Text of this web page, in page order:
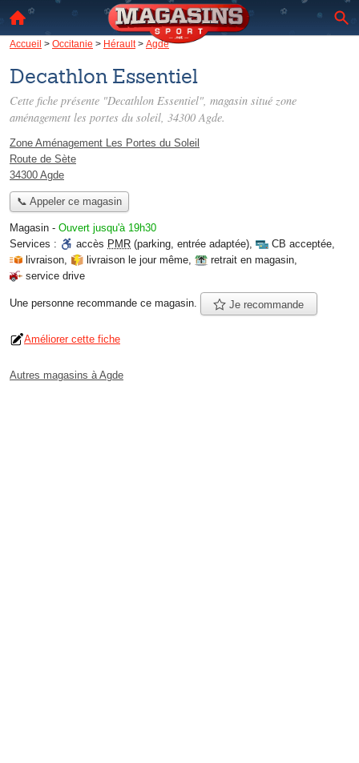
Accueil > Occitanie > Hérault> Agde
Decathlon Essentiel
Cette fiche présente "Decathlon Essentiel", magasin situé zone
aménagement les portes du soleil, 34300 Agde.
Zone Aménagement Les Portes du Soleil
Route de Sète
34300 Agde
📞 Appeler ce magasin
Magasin - Ouvert jusqu'à 19h30
Services :
accès PMR (parking, entrée adaptée), CB acceptée,
livraison, livraison le jour même, retrait en magasin,
service drive
Une personne recommande ce magasin. Je recommande
Améliorer cette fiche
Autres magasins à Agde